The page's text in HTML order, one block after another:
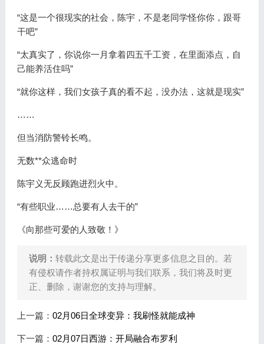
“这是一个很现实的社会，陈宇，不是老同学怪你你，跟哥
干吧”
“太真实了，你说你一月拿着四五千工资，在里面添点，自
己能养活住吗”
“就你这样，我们女孩子真的看不起，没办法，这就是现实”
……
但当消防警铃长鸣。
无数**众逃命时
陈宇义无反顾跑进烈火中。
“有些职业……总要有人去干的”
《向那些可爱的人致敬！》
说明： 转载此文是出于传递分享更多信息之目的。若
有侵权请作者持权属证明与我们联系，我们将及时更
正、删除，谢谢您的支持与理解。
上一篇： 02月06日全球变异：我刷怪就能成神
下一篇： 02月07日西游：开局融合布罗利